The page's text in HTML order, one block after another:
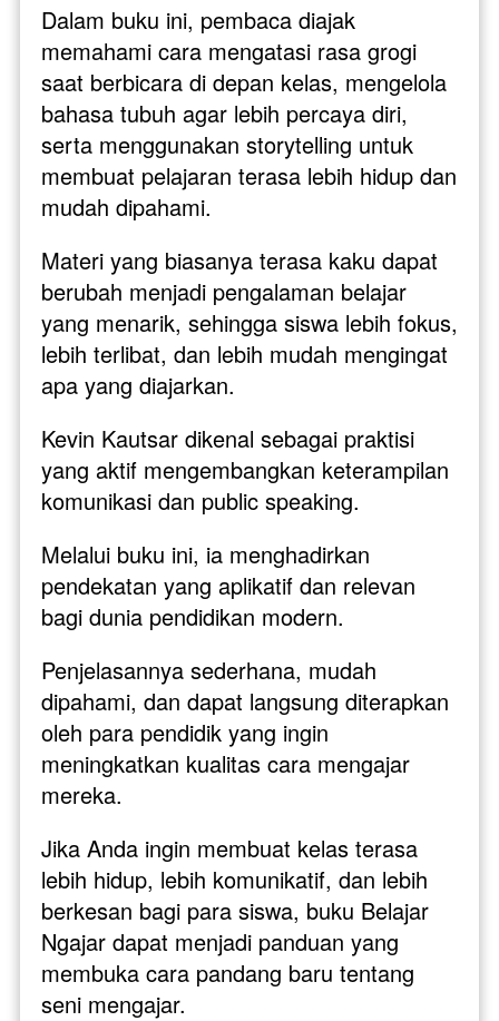
Dalam buku ini, pembaca diajak
memahami cara mengatasi rasa grogi
saat berbicara di depan kelas, mengelola
bahasa tubuh agar lebih percaya diri,
serta menggunakan storytelling untuk
membuat pelajaran terasa lebih hidup dan
mudah dipahami.
Materi yang biasanya terasa kaku dapat
berubah menjadi pengalaman belajar
yang menarik, sehingga siswa lebih fokus,
lebih terlibat, dan lebih mudah mengingat
apa yang diajarkan.
Kevin Kautsar dikenal sebagai praktisi
yang aktif mengembangkan keterampilan
komunikasi dan public speaking.
Melalui buku ini, ia menghadirkan
pendekatan yang aplikatif dan relevan
bagi dunia pendidikan modern.
Penjelasannya sederhana, mudah
dipahami, dan dapat langsung diterapkan
oleh para pendidik yang ingin
meningkatkan kualitas cara mengajar
mereka.
Jika Anda ingin membuat kelas terasa
lebih hidup, lebih komunikatif, dan lebih
berkesan bagi para siswa, buku Belajar
Ngajar dapat menjadi panduan yang
membuka cara pandang baru tentang
seni mengajar.